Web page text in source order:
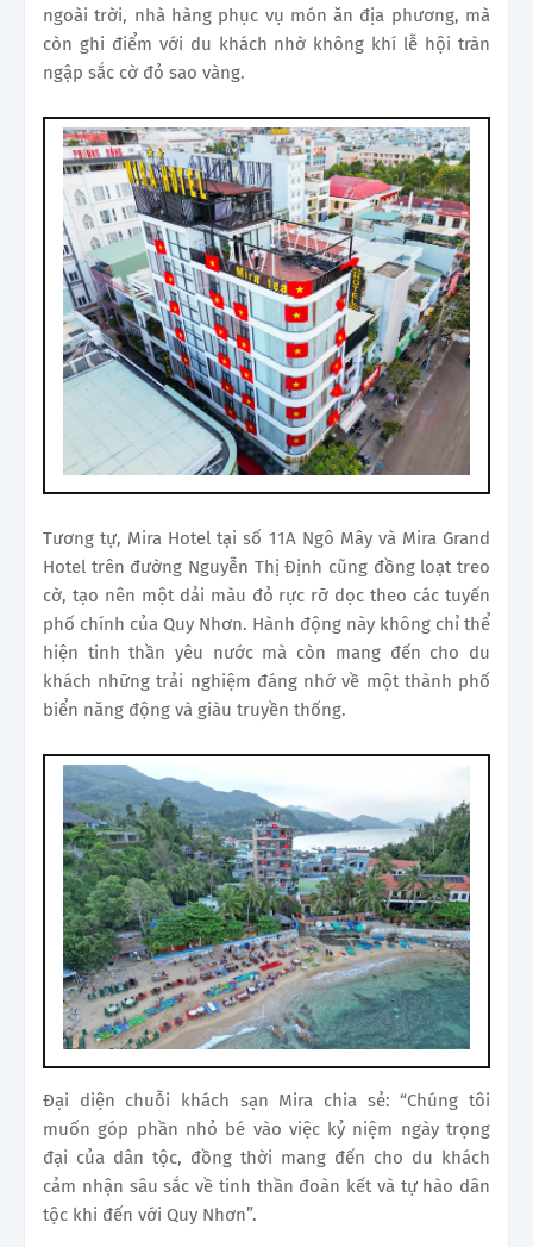
ngoài trời, nhà hàng phục vụ món ăn địa phương, mà
còn ghi điểm với du khách nhờ không khí lễ hội tràn
ngập sắc cờ đỏ sao vàng.
Tương tự, Mira Hotel tại số 11A Ngô Mây và Mira Grand
Hotel trên đường Nguyễn Thị Định cũng đồng loạt treo
cờ, tạo nên một dải màu đỏ rực rỡ dọc theo các tuyến
phố chính của Quy Nhơn. Hành động này không chỉ thể
hiện tinh thần yêu nước mà còn mang đến cho du
khách những trải nghiệm đáng nhớ về một thành phố
biển năng động và giàu truyền thống.
Đại diện chuỗi khách sạn Mira chia sẻ: “Chúng tôi
muốn góp phần nhỏ bé vào việc kỷ niệm ngày trọng
đại của dân tộc, đồng thời mang đến cho du khách
cảm nhận sâu sắc về tinh thần đoàn kết và tự hào dân
tộc khi đến với Quy Nhơn”.